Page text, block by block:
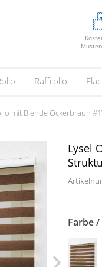
Raffrollo
mit Blende Ockerbraun
Lysel
Farbe